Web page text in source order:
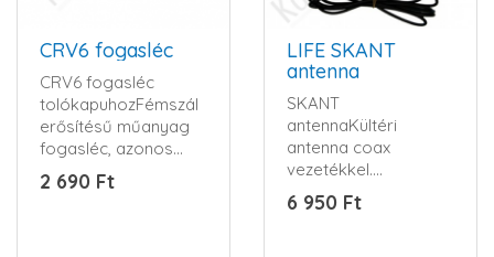
CRV6 fogasléc
CRV6 fogasléc
tolókapuhozFémszál
erősítésű műanyag
fogasléc, azonos
irányú felfogatás-
Csendes működ..
2 690 Ft
LIFE SKANT
antenna
SKANT
antennaKültéri
antenna coax
vezetékkel.
Rozsdamentes
rögzítőfüllel...
6 950 Ft